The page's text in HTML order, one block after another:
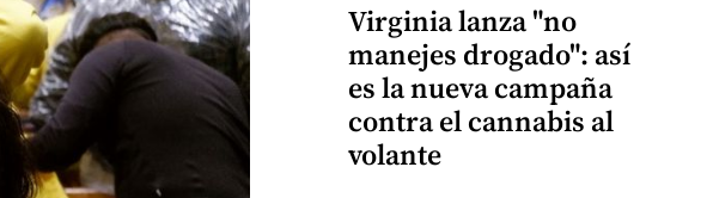
Virginia lanza "no
manejes drogado": así
es la nueva campaña
contra el cannabis al
volante